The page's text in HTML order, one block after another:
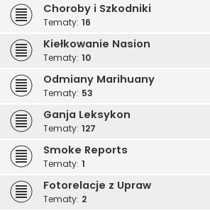
Choroby i Szkodniki
Tematy: 16
Kiełkowanie Nasion
Tematy: 10
Odmiany Marihuany
Tematy: 53
Ganja Leksykon
Tematy: 127
Smoke Reports
Tematy: 1
Fotorelacje z Upraw
Tematy: 2